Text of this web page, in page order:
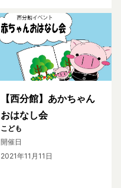
【西分館】あかちゃん
おはなし会
こども
開催日
2021年11月11日